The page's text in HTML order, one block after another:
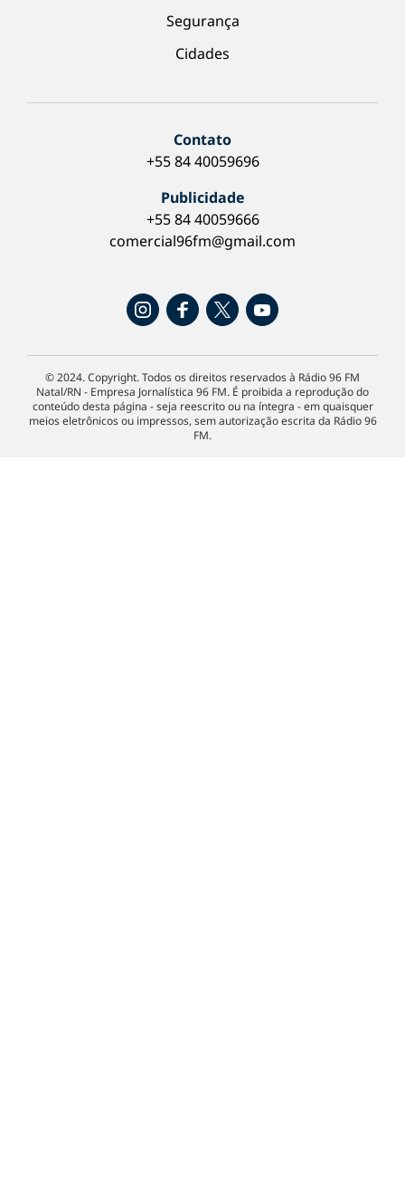
Segurança
Cidades
Contato
+55 84 40059696
Publicidade
+55 84 40059666
comercial96fm@gmail.com
© 2024. Copyright. Todos os direitos reservados à Rádio 96 FM
Natal/RN - Empresa Jornalística 96 FM. É proibida a reprodução do
conteúdo desta página - seja reescrito ou na íntegra - em quaisquer
meios eletrônicos ou impressos, sem autorização escrita da Rádio 96
FM.